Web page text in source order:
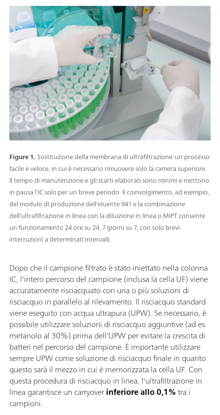
Figure 1.Sostituzione della membrana di ultrafiltrazione: un processo
facile e veloce, in cui è necessario rimuovere solo la camera superiore.
Il tempo di manutenzione e gli scarti elaborati sono minimi e mettono
in pausa l'IC solo per un breve periodo. Il coinvolgimento, ad esempio,
del modulo di produzione dell'eluente 941 e la combinazione
dell'ultrafiltrazione in linea con la diluizione in linea o MiPT consente
un funzionamento 24 ore su 24, 7 giorni su 7, con solo brevi
interruzioni a determinati intervalli.
Dopo che il campione filtrato è stato iniettato nella colonna
IC, l'intero percorso del campione (inclusa la cella UF) viene
accuratamente risciacquato con una o più soluzioni di
risciacquo in parallelo al rilevamento. Il risciacquo standard
viene eseguito con acqua ultrapura (UPW). Se necessario, è
possibile utilizzare soluzioni di risciacquo aggiuntive (ad es.
metanolo al 30%) prima dell'UPW per evitare la crescita di
batteri nel percorso del campione. È importante utilizzare
sempre UPW come soluzione di risciacquo finale in quanto
questo sarà il mezzo in cui è memorizzata la cella UF. Con
questa procedura di risciacquo in linea, l'ultrafiltrazione in
linea garantisce un carryoverinferiore allo 0,1%tra i
campioni.